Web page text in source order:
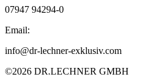
07947 94294-0
Email:
info@dr-lechner-exklusiv.com
©2026 DR.LECHNER GMBH